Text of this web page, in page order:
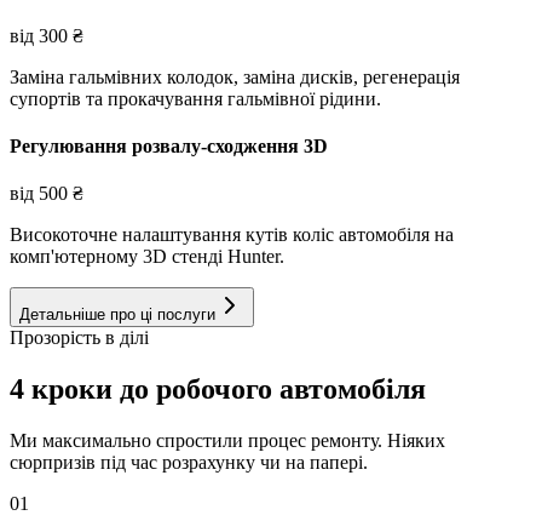
від 300 ₴
Заміна гальмівних колодок, заміна дисків, регенерація
супортів та прокачування гальмівної рідини.
Регулювання розвалу-сходження 3D
від 500 ₴
Високоточне налаштування кутів коліс автомобіля на
комп'ютерному 3D стенді Hunter.
Детальніше про ці послуги
Прозорість в ділі
4 кроки до робочого автомобіля
Ми максимально спростили процес ремонту. Ніяких
сюрпризів під час розрахунку чи на папері.
01